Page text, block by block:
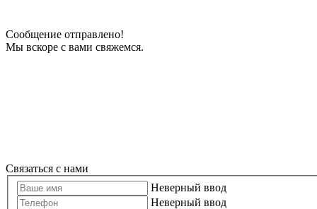
Сообщение отправлено!
Мы вскоре с вами свяжемся.
Связаться с нами
Неверный ввод
Неверный ввод